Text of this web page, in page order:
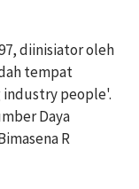
diinisiator oleh
tempat
industry people'.
Daya
R